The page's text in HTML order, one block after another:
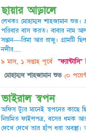
ছায়ার আড়ালে
লেখকঃ মোহাম্মদ শাহজামান শুভ।
পরিবার বাস করত। বাবার নাম
সন্তান—রিমা আর রাজু। গ্রামটি
নদীর....
৯ মাস, ১ সপ্তাহ পূর্বে "ফ্যান্টাসি"
মোহাম্মদ শাহজামান শুভ (০
ভাইরাল স্বপন
অফিস ট্যুর মানেই স্বপনের কাছে
নিয়মিত ফাইলপত্র, বসের ধমক
দেখে দেখে তার হাঁপ ধরা